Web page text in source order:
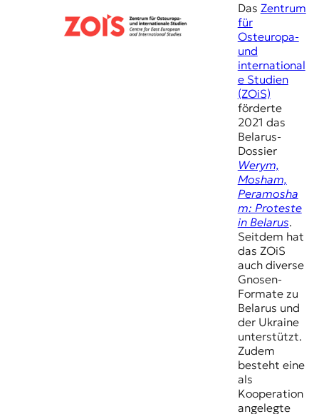
Das Zentrum
für
Osteuropa-
und
international
e Studien
(ZOiS)
förderte
2021 das
Belarus-
Dossier
Werym,
Mosham,
Peramosha
m: Proteste
in Belarus.
Seitdem hat
das ZOiS
auch diverse
Gnosen-
Formate zu
Belarus und
der Ukraine
unterstützt.
Zudem
besteht eine
als
Kooperation
angelegte